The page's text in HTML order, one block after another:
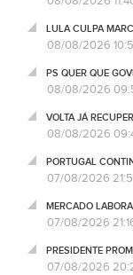
LULA CULPA
08/08/2026
PS QUER QUE
08/08/2026
VOLTA JÁ
08/08/2026
PORTUGAL
07/08/2026
MERCADO
07/08/2026
PRESIDENTE
07/08/2026